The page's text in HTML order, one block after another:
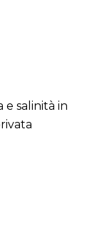
e salinità in